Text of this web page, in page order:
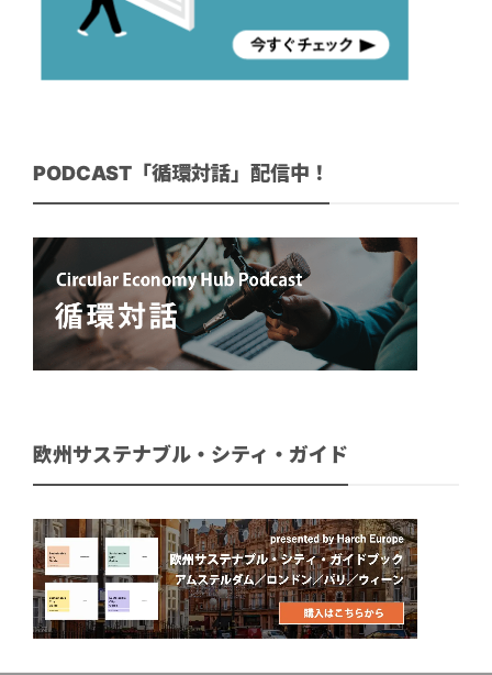
PODCAST「循環対話」配信中！
欧州サステナブル・シティ・ガイド